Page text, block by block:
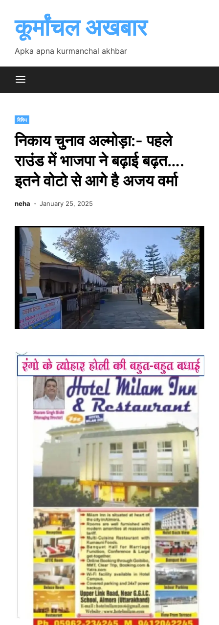
contentकूर्मांचल अखबार
Apka apna kurmanchal akhbar
विविध
निकाय चुनाव अल्मोड़ा:- पहले
राउंड में भाजपा ने बढ़ाई बढ़त….
इतने वोटो से आगे है अजय वर्मा
neha January 25, 2025